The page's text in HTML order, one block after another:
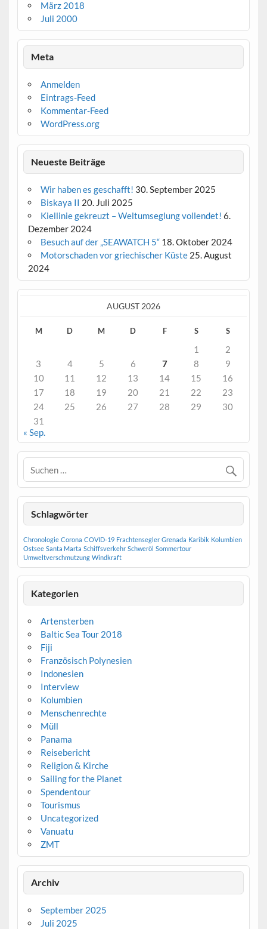
März 2018
Juli 2000
Meta
Anmelden
Eintrags-Feed
Kommentar-Feed
WordPress.org
Neueste Beiträge
Wir haben es geschafft! 30. September 2025
Biskaya II 20. Juli 2025
Kiellinie gekreuzt – Weltumseglung vollendet! 6.
Dezember 2024
Besuch auf der „SEAWATCH 5“ 18. Oktober 2024
Motorschaden vor griechischer Küste 25. August
2024
AUGUST 2026
M D M D F S S
1
2
3
4 5 6 7 8
9
10
11 12 13 14 15
16
17
18 19 20 21 22
23
24
25 26 27 28 29
30
31
« Sep.
Schlagwörter
Chronologie Corona COVID-19 Frachtensegler Grenada Karibik Kolumbien
Ostsee Santa Marta Schiffsverkehr Schweröl Sommertour
Umweltverschmutzung Windkraft
Kategorien
Artensterben
Baltic Sea Tour 2018
Fiji
Französisch Polynesien
Indonesien
Interview
Kolumbien
Menschenrechte
Müll
Panama
Reisebericht
Religion & Kirche
Sailing for the Planet
Spendentour
Tourismus
Uncategorized
Vanuatu
ZMT
Archiv
September 2025
Juli 2025